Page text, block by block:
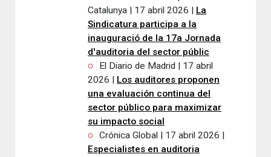
Catalunya | 17 abril 2026 | La
Sindicatura participa a la
inauguració de la 17a Jornada
d'auditoria del sector públic
El Diario de Madrid | 17 abril
2026 | Los auditores proponen
una evaluación continua del
sector público para maximizar
su impacto social
Crónica Global | 17 abril 2026 |
Especialistes en auditoria